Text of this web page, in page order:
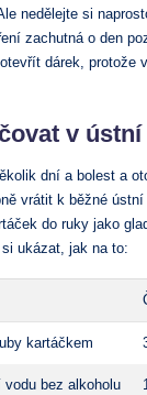
⁤nedělejte si
zachutná o ⁤den
dárek, protože
v ústní
dní a bolest a
vrátit k běžné​
do ​ruky jako
ukázat, ​jak na to:
kartáčkem
⁤bez alkoholu